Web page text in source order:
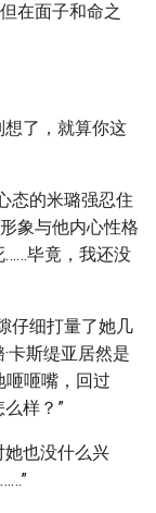
在面子和命之
想了，就算你这
态的米璐强忍住
象与他内心性格
……毕竟，我还没
仔细打量了她几
卡斯缇亚居然是
咂咂嘴，回过
样？”
她也没什么兴